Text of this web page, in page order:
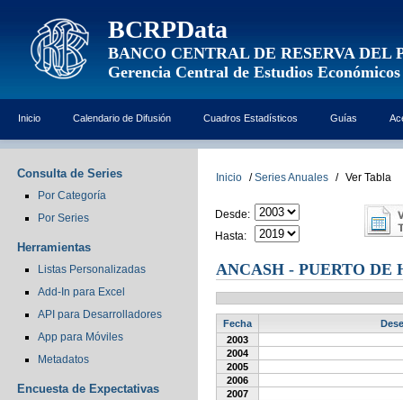
BCRPData
BANCO CENTRAL DE RESERVA DEL
Gerencia Central de Estudios Económicos
Inicio Calendario de Difusión Cuadros Estadísticos Guías
Consulta de Series
Por Categoría
Por Series
Herramientas
Listas Personalizadas
Add-In para Excel
API para Desarrolladores
App para Móviles
Metadatos
Encuesta de Expectativas
Inicio / Series Anuales / Ver Tabla
Desde:
Hasta:
ANCASH - PUERTO DE
Fecha
2003
2004
2005
2006
2007